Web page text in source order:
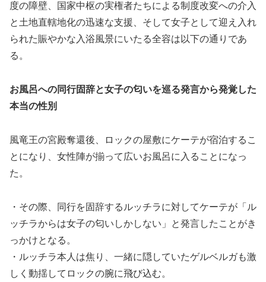
度の障壁、国家中枢の実権者たちによる制度改変への介入
と土地直轄地化の迅速な支援、そして女子として迎え入れ
られた賑やかな入浴風景にいたる全容は以下の通りであ
る。
お風呂への同行固辞と女子の匂いを巡る発言から発覚した
本当の性別
風竜王の宮殿奪還後、ロックの屋敷にケーテが宿泊するこ
とになり、女性陣が揃って広いお風呂に入ることになっ
た。
・その際、同行を固辞するルッチラに対してケーテが「ル
ッチラからは女子の匂いしかしない」と発言したことがき
っかけとなる。
・ルッチラ本人は焦り、一緒に隠していたゲルベルガも激
しく動揺してロックの腕に飛び込む。